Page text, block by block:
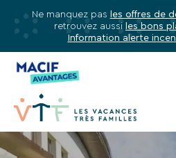
Ne manquez pas les offres de
retrouvez aussiles bons
Information alerte
RANDONNÉE
Abonnez-
vous
notre
newsletter